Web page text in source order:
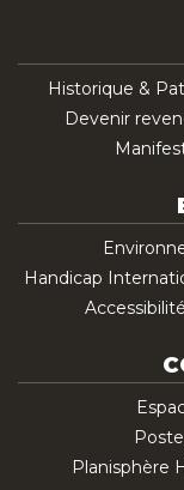
Historique &
Devenir
Handicap
Planisphère